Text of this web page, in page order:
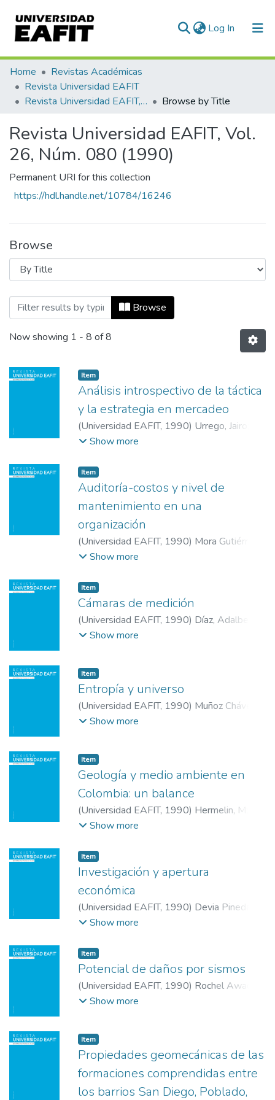
Log In (current)
Communities & Collections
All of DSpace
Home
Revistas Académicas
Revista Universidad EAFIT
Revista Universidad EAFIT, Vol. 26, Núm. 080 (1990)
Browse by Title
Revista Universidad EAFIT, Vol.
26, Núm. 080 (1990)
Permanent URI for this collection
https://hdl.handle.net/10784/16246
Browse
Browsing Revista Universidad EAFIT,
Browse
Now showing 1 - 8 of 8
Item
Análisis introspectivo de la táctica
y la estrategia en mercadeo
(Universidad EAFIT, 1990) Urrego, Jairo
Universidad EAFIT
Show more
Item
Auditoría-costos y nivel de
mantenimiento en una
organización
(Universidad EAFIT, 1990) Mora Gutiérrez,
Luis;Arango Restrepo, María
Show more
Item
Cámaras de medición
(Universidad EAFIT, 1990) Díaz, Adalberto
Universidad EAFIT
Show more
Item
Entropía y universo
(Universidad EAFIT, 1990) Muñoz Chávez,
Héctor;Universidad EAFIT
Show more
Item
Geología y medio ambiente en
Colombia: un balance
(Universidad EAFIT, 1990) Hermelin, M
Universidad EAFIT
Show more
Item
Investigación y apertura
económica
(Universidad EAFIT, 1990) Devia Pineda,
Jorge;Universidad EAFIT
Show more
Item
Potencial de daños por sismos
(Universidad EAFIT, 1990) Rochel Awad,
Roberto;Universidad EAFIT
Show more
Item
Propiedades geomecánicas de las
formaciones comprendidas entre
los barrios San Diego, Poblado,